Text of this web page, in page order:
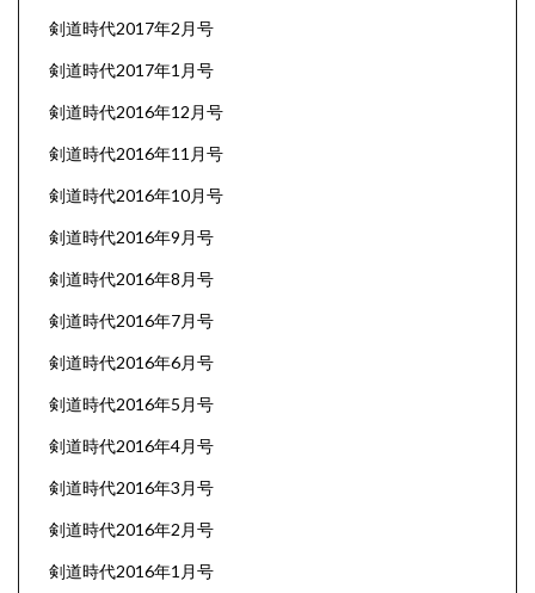
剣道時代2017年2月号
剣道時代2017年1月号
剣道時代2016年12月号
剣道時代2016年11月号
剣道時代2016年10月号
剣道時代2016年9月号
剣道時代2016年8月号
剣道時代2016年7月号
剣道時代2016年6月号
剣道時代2016年5月号
剣道時代2016年4月号
剣道時代2016年3月号
剣道時代2016年2月号
剣道時代2016年1月号